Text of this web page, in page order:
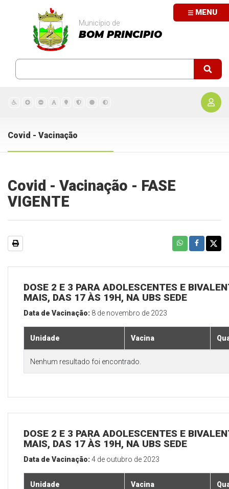
MENU
Município de
BOM PRINCIPIO
Covid - Vacinação
Covid - Vacinação - FASE
VIGENTE
DOSE 2 E 3 PARA ADOLESCENTES E
MAIS, DAS 17 ÀS 19H, NA UBS SEDE
Data de Vacinação: 8 de novembro de 2023
Unidade Vacina
Nenhum resultado foi encontrado.
DOSE 2 E 3 PARA ADOLESCENTES E
MAIS, DAS 17 ÀS 19H, NA UBS SEDE
Data de Vacinação:4 de outubro de 2023
Unidade Vacina